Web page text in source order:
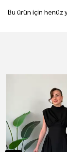
Bu ürün için henüz